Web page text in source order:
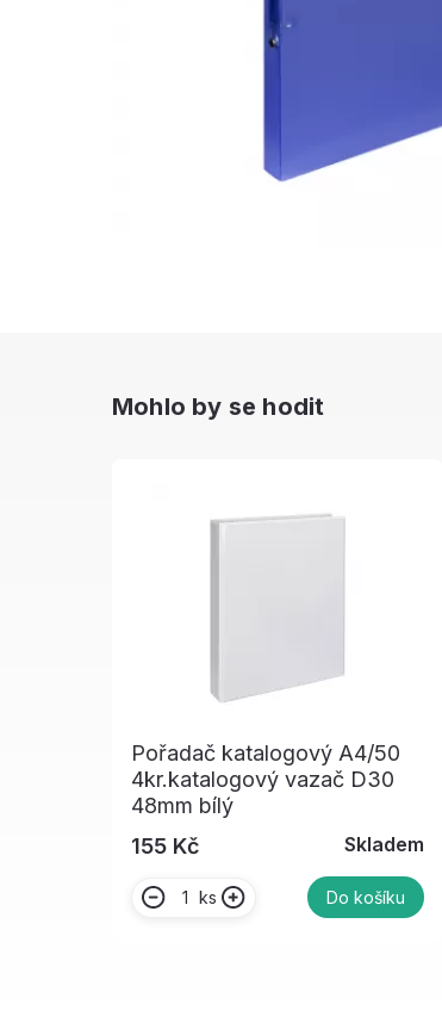
Mohlo by se hodit
Pořadač katalogový A4/50
4kr.katalogový vazač D30
48mm bílý
155 Kč
Skladem
ks Do košíku